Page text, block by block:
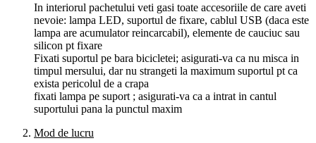
In interiorul pachetului veti gasi toate accesoriile de care aveti
nevoie: lampa LED, suportul de fixare, cablul USB (daca este
lampa are acumulator reincarcabil), elemente de cauciuc sau
silicon pt fixare
Fixati suportul pe bara bicicletei; asigurati-va ca nu misca in
timpul mersului, dar nu strangeti la maximum suportul pt ca
exista pericolul de a crapa
fixati lampa pe suport ; asigurati-va ca a intrat in cantul
suportului pana la punctul maxim
Mod de lucru